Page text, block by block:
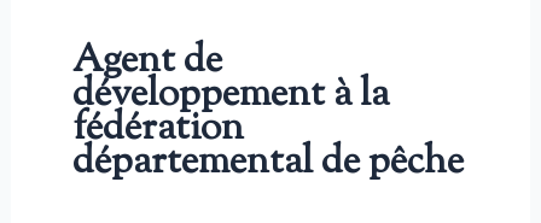
Agent de
développement à la
fédération
départemental de pêche